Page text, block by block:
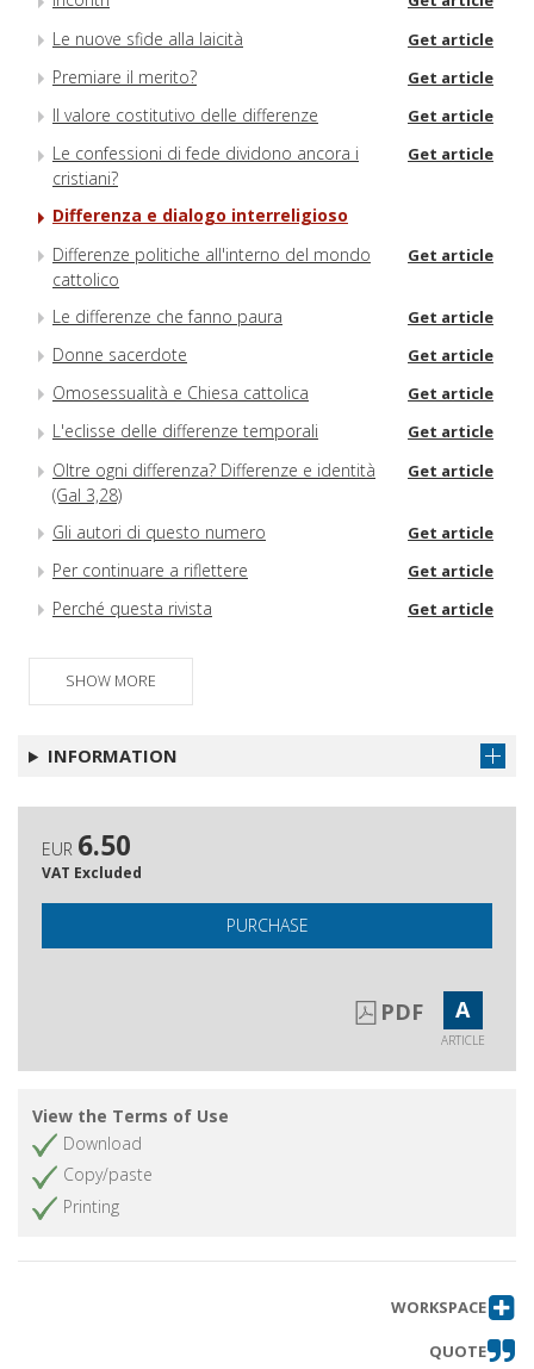
Le nuove sfide alla laicità Get article
Premiare il merito? Get article
Il valore costitutivo delle differenze Get article
Le confessioni di fede dividono ancora i
cristiani?
Get article
Differenza e dialogo interreligioso
Differenze politiche all'interno del mondo
cattolico
Get article
Le differenze che fanno paura Get article
Donne sacerdote Get article
Omosessualità e Chiesa cattolica Get article
L'eclisse delle differenze temporali Get article
Oltre ogni differenza? Differenze e identità
(Gal 3,28)
Get article
Gli autori di questo numero Get article
Per continuare a riflettere Get article
Perché questa rivista Get article
SHOW MORE
INFORMATION
EUR 6.50
VAT Excluded
PURCHASE
PDF A
ARTICLE
View the Terms of Use
Download
Copy/paste
Printing
WORKSPACE
QUOTE